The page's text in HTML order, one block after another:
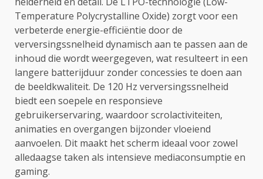
Temperature Polycrystalline Oxide) zorgt voor een
verbeterde energie-efficiëntie door de
verversingssnelheid dynamisch aan te passen aan de
inhoud die wordt weergegeven, wat resulteert in een
langere batterijduur zonder concessies te doen aan
de beeldkwaliteit. De 120 Hz verversingssnelheid
biedt een soepele en responsieve
gebruikerservaring, waardoor scrolactiviteiten,
animaties en overgangen bijzonder vloeiend
aanvoelen. Dit maakt het scherm ideaal voor zowel
alledaagse taken als intensieve mediaconsumptie en
gaming.